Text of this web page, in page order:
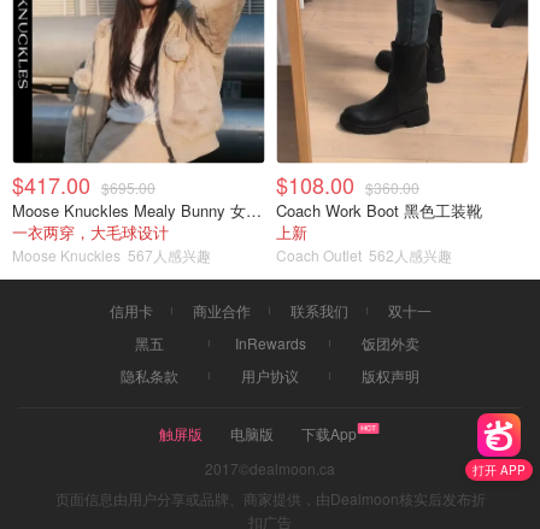
打开 APP
$417.00 $695.00
Moose Knuckles Mealy Bunny 女士双面穿连帽外套
一衣两穿，大毛球设计
Moose Knuckles 567人感兴趣
$108.00 $360.00
Coach Work Boot 黑色工装靴
上新
Coach Outlet 562人感兴趣
信用卡 商业合作 联系我们
双十一
黑五
InRewards
饭团外卖
隐私条款
用户协议 版权声明
触屏版 电脑版
下载App
2017©dealmoon.ca
页面信息由用户分享或品牌、商家提供，由Dealmoon核实后发布折
扣广告